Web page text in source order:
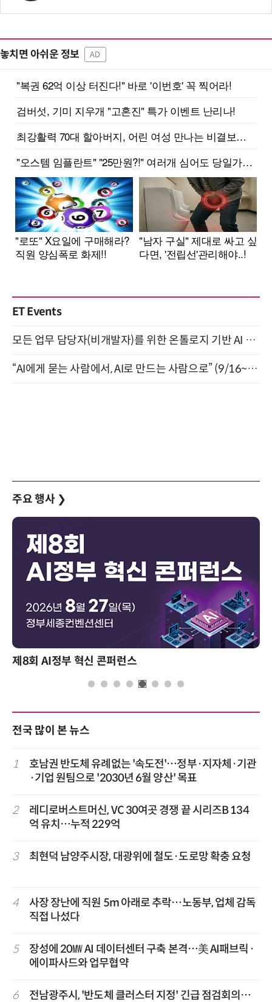
놓치면 아쉬운 정보 AD
ET Events
모든 업무 담당자(비개발자)를 위한 온톨로지 기반 AI 지식체계 설계 1-day 워크숍 8월 20일 개최
“AI에게 묻는 사람에서, AI로 만드는 사람으로” (9/16~17)
주요 행사 ❯
제8회 AI정부 혁신 콘퍼런스
전국 많이 본 뉴스
1
호남권 반도체 유례없는 '속도전'…정부·지자체·기관
·기업 원팀으로 '2030년 6월 양산' 목표
2
레디로버스트머신, VC 30여곳 경쟁 끝 시리즈B 134
억 유치…누적 229억
3 최현덕 남양주시장, 대광위에 철도·도로망 확충 요청
4
사장 장난에 직원 5m 아래로 추락…노동부, 업체 감독
직접 나섰다
5
장성에 20㎿ AI 데이터센터 구축 본격…美 AI패브릭·
에이파사드와 업무협약
6
전남광주시, '반도체 클러스터 지정' 긴급 점검회의…